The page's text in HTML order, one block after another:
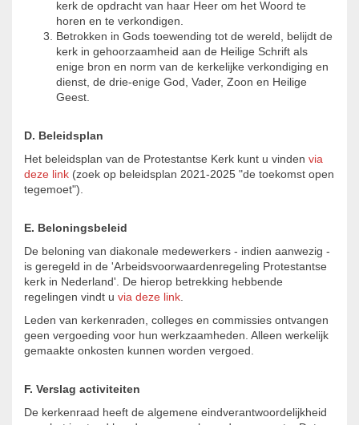
kerk de opdracht van haar Heer om het Woord te
horen en te verkondigen.
Betrokken in Gods toewending tot de wereld, belijdt de
kerk in gehoorzaamheid aan de Heilige Schrift als
enige bron en norm van de kerkelijke verkondiging en
dienst, de drie-enige God, Vader, Zoon en Heilige
Geest.
D. Beleidsplan
Het beleidsplan van de Protestantse Kerk kunt u vinden via
deze link (zoek op beleidsplan 2021-2025 "de toekomst open
tegemoet").
E. Beloningsbeleid
De beloning van diakonale medewerkers - indien aanwezig -
is geregeld in de 'Arbeidsvoorwaardenregeling Protestantse
kerk in Nederland'. De hierop betrekking hebbende
regelingen vindt u via deze link.
Leden van kerkenraden, colleges en commissies ontvangen
geen vergoeding voor hun werkzaamheden. Alleen werkelijk
gemaakte onkosten kunnen worden vergoed.
F. Verslag activiteiten
De kerkenraad heeft de algemene eindverantwoordelijkheid